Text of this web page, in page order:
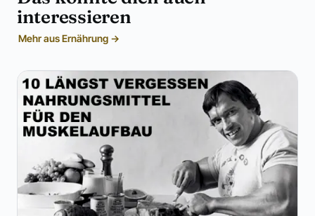
interessieren
Mehr aus Ernährung →